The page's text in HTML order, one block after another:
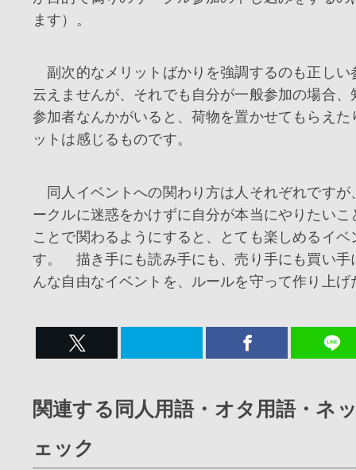
ます）。
副次的なメリットばかりを強調するのも正しい
云えませんが、それでも自分が一般参加の場合、
参加者なんかがいると、荷物を置かせてもらえた
ットは感じるものです。
同人イベントへの関わり方は人それぞれですが
ークルに迷惑をかけずに自分が本当にやりたいこ
ことで関わるようにすると、とても楽しめるイベ
す。 描き手にも読み手にも、売り手にも買い手
んな自由なイベントを、ルールを守って作り上げ
関連する同人用語・オタ用語・ネ
ェック